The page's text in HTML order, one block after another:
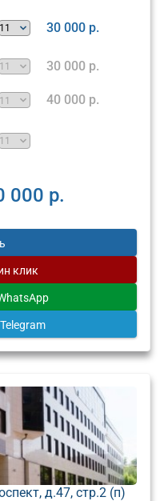
30 000 р.
30 000 р.
40 000 р.
000 р.
клик
д.47, стр.2 (п)